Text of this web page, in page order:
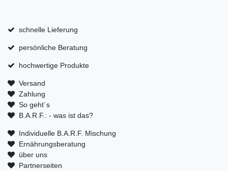
schnelle Lieferung
persönliche Beratung
hochwertige Produkte
Versand
Zahlung
So geht´s
B.A.R.F.: - was ist das?
Individuelle B.A.R.F. Mischung
Ernährungsberatung
über uns
Partnerseiten